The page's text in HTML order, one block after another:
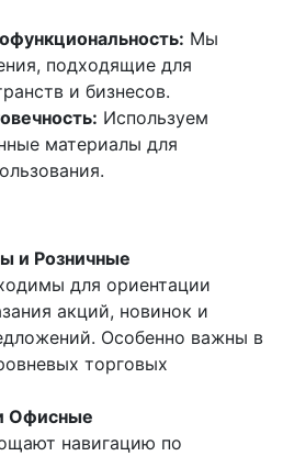
Мы
подходящие для
и бизнесов.
Используем
материалы для
и Розничные
для ориентации
акций, новинок и
Особенно важны в
торговых
Офисные
навигацию по